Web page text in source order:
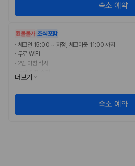
예약 가능 차량
전국 렌트카 지점
1,829개
제주렌트카 가격비교 자주 묻
Q. 제주렌트카 가격비교는 카모아에서
A. 대여일, 반납일, 인수 지역을 선택하면
보험 조건, 예약 가능 차량을 한 번에 비교할
Q. 제주 렌트카 최저가는 무엇을 기준으
숙소 예약
환불불가 조식포함
· 체크인 15:00 ~ 자정, 체크아웃 11:00 까지
· 무료 WiFi
· 2인 아침 식사
더보기
숙소 예약